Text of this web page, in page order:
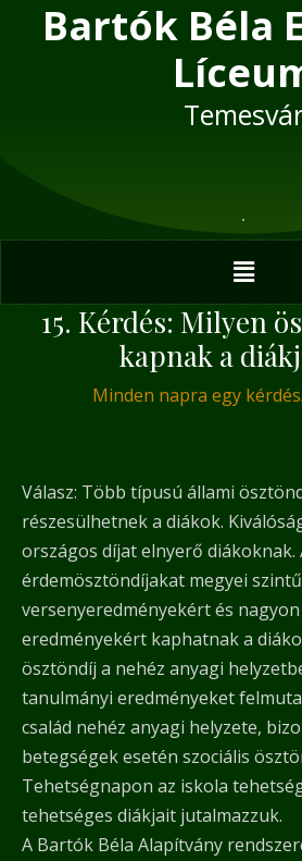
Bartók Béla
Menu
15. Kérdés: Milyen
kapnak a
Minden napra egy kérdés
Válasz: Több típusú állami
részesülhetnek a diákok.
országos díjat elnyerő diákoknak.
érdemösztöndíjakat megyei szintű
versenyeredményekért és
eredményekért kaphatnak a
ösztöndíj a nehéz anyagi
tanulmányi eredményeket
család nehéz anyagi helyzete,
betegségek esetén szociális
Tehetségnapon az iskola
tehetséges diákjait jutalmazzuk.
A Bartók Béla Alapítvány
Post
navigation